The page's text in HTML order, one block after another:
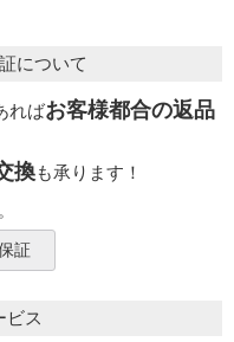
について
ればお客様都合の返品
換も承ります！
証
ビス